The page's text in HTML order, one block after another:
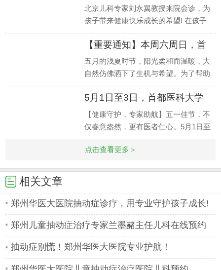
会诊
北京儿科专家刘永翼教授来院会诊，为
孩子带来健康快乐成长的希望! 在孩子
的生长发育过程中，家长们常常会遇到
各种困扰
【重要通知】本周六周日，首
都医
五月的浅夏时节，阳光柔和而温暖，大
自然仿佛洒下了生机与希望。为了帮助
那些面临成长和发育问题的孩子们尽早
解除困扰
5月1日至3日，首都医科大学
附属北
【健康守护，专家助航】五一佳节，不
仅春意盎然，更有医者仁心。5月1日至
安定医院专
点击查看更多＞
相关文章
郑州华医大医院抽动症诊疗，用专业守护孩子成长!
郑州儿童抽动症治疗专家兰墨赭主任儿科在线预约
抽动症别慌！郑州华医大医院专业护航！